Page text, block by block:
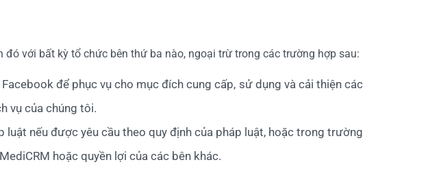
với bất kỳ tổ chức bên thứ ba nào, ngoại trừ trong các trường hợp sau:
để phục vụ cho mục đích cung cấp, sử dụng và cải thiện các
vụ của chúng tôi.
nếu được yêu cầu theo quy định của pháp luật, hoặc trong trường
hoặc quyền lợi của các bên khác.